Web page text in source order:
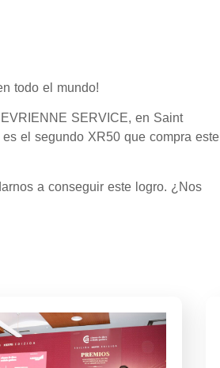
todo el mundo!
SERVICE, en Saint
el segundo XR50 que compra este
a conseguir este logro. ¿Nos